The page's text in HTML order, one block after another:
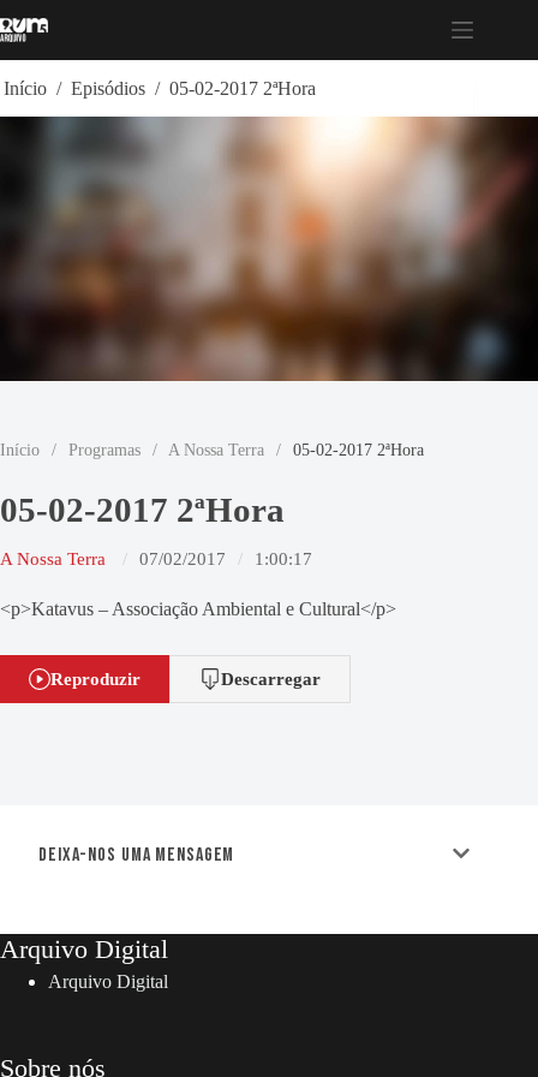
para
Início / Episódios / 05-02-2017 2ªHora
Início / Programas / A Nossa Terra / 05-02-2017 2ªHora
05-02-2017 2ªHora
A Nossa Terra 07/02/2017 1:00:17
<p>Katavus – Associação Ambiental e Cultural</p>
Reproduzir Descarregar
Deixa-nos uma mensagem
Arquivo Digital
Arquivo Digital
Sobre nós